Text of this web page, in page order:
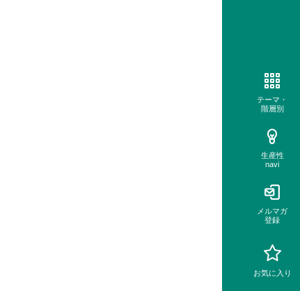
テーマ・
階層別
生産性
navi
メルマガ
登録
お気に入り